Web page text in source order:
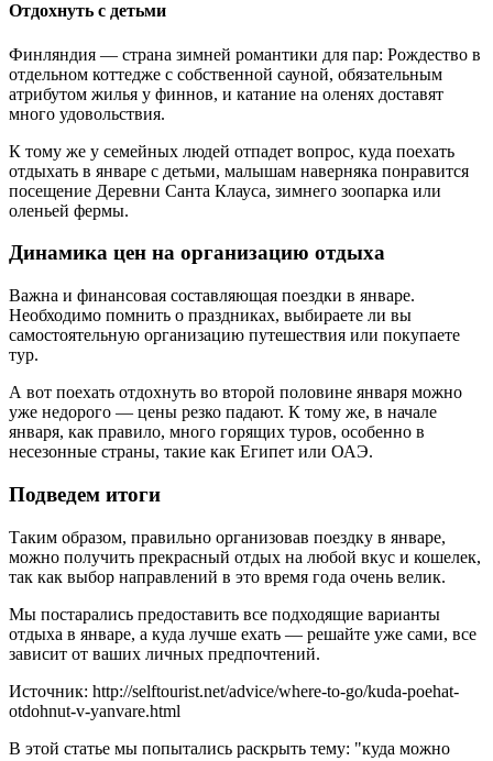
Отдохнуть с детьми
Финляндия — страна зимней романтики для пар: Рождество в
отдельном коттедже с собственной сауной, обязательным
атрибутом жилья у финнов, и катание на оленях доставят
много удовольствия.
К тому же у семейных людей отпадет вопрос, куда поехать
отдыхать в январе с детьми, малышам наверняка понравится
посещение Деревни Санта Клауса, зимнего зоопарка или
оленьей фермы.
Динамика цен на организацию отдыха
Важна и финансовая составляющая поездки в январе.
Необходимо помнить о праздниках, выбираете ли вы
самостоятельную организацию путешествия или покупаете
тур.
А вот поехать отдохнуть во второй половине января можно
уже недорого — цены резко падают. К тому же, в начале
января, как правило, много горящих туров, особенно в
несезонные страны, такие как Египет или ОАЭ.
Подведем итоги
Таким образом, правильно организовав поездку в январе,
можно получить прекрасный отдых на любой вкус и кошелек,
так как выбор направлений в это время года очень велик.
Мы постарались предоставить все подходящие варианты
отдыха в январе, а куда лучше ехать — решайте уже сами, все
зависит от ваших личных предпочтений.
Источник: http://selftourist.net/advice/where-to-go/kuda-poehat-
otdohnut-v-yanvare.html
В этой статье мы попытались раскрыть тему: "куда можно